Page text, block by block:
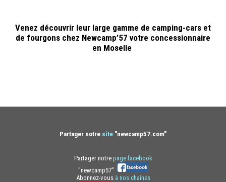
Venez découvrir leur large gamme de camping-cars et
de fourgons chez Newcamp’57 votre concessionnaire
en Moselle
Partager notre site "newcamp57.com"
Partager notre page facebook
"newcamp57"
Abonnez-vous à nos chaînes